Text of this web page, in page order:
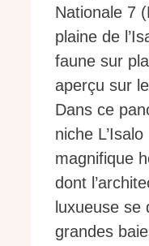
Nationale 7
plaine de
faune sur
aperçu sur
Dans ce
niche
magnifique
dont
luxueuse
grandes